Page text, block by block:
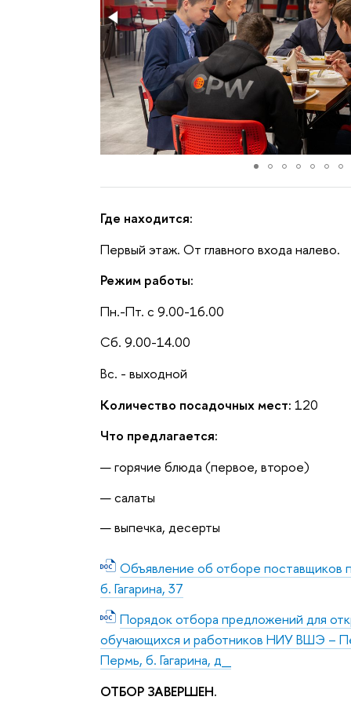
Где находится:
Первый этаж. От главного входа налево.
Режим работы:
Пн.-Пт. с 9.00-16.00
Сб. 9.00-14.00
Вс. - выходной
Количество посадочных мест: 120
Что предлагается:
горячие блюда (первое, второе)
салаты
выпечка, десерты
Объявление об отборе поставщиков
б. Гагарина, 37
Порядок отбора предложений для
обучающихся и работников НИУ ВШЭ –
Пермь, б. Гагарина, д_
ОТБОР ЗАВЕРШЕН.